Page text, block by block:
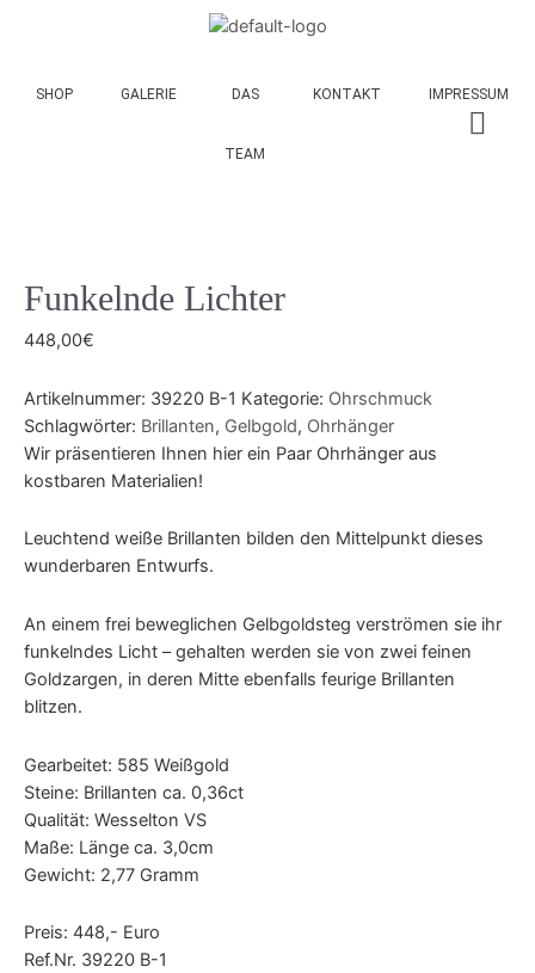
SHOP GALERIE DAS
TEAM
KONTAKT IMPRESSUM
Funkelnde Lichter
448,00€
Artikelnummer: 39220 B-1 Kategorie: Ohrschmuck
Schlagwörter: Brillanten, Gelbgold, Ohrhänger
Wir präsentieren Ihnen hier ein Paar Ohrhänger aus
kostbaren Materialien!
Leuchtend weiße Brillanten bilden den Mittelpunkt dieses
wunderbaren Entwurfs.
An einem frei beweglichen Gelbgoldsteg verströmen sie ihr
funkelndes Licht – gehalten werden sie von zwei feinen
Goldzargen, in deren Mitte ebenfalls feurige Brillanten
blitzen.
Gearbeitet: 585 Weißgold
Steine: Brillanten ca. 0,36ct
Qualität: Wesselton VS
Maße: Länge ca. 3,0cm
Gewicht: 2,77 Gramm
Preis: 448,- Euro
Ref.Nr. 39220 B-1